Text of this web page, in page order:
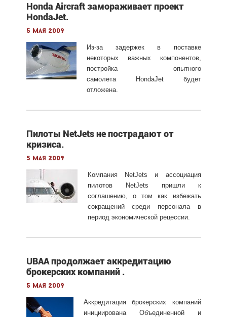
Honda Aircraft замораживает проект
HondaJet.
5 мая 2009
Из-за задержек в поставке
некоторых важных компонентов,
постройка опытного
самолета HondaJet будет
отложена.
Пилоты NetJets не пострадают от
кризиса.
5 мая 2009
Компания NetJets и ассоциация
пилотов NetJets пришли к
соглашению, о том как избежать
сокращений среди персонала в
период экономической рецессии.
UBAA продолжает aккредитацию
брокерских компаний .
5 мая 2009
Аккредитация брокерских компаний
инициирована Объединенной и